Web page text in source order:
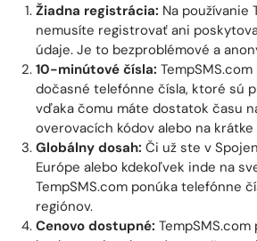
Žiadna registrácia: Na používanie
nemusíte registrovať ani
údaje. Je to bezproblémové a
10-minútové čísla:
dočasné telefónne čísla, ktoré sú
vďaka čomu máte dostatok času
overovacích kódov alebo na
Globálny dosah: Či už ste v
Európe alebo kdekoľvek inde na
TempSMS.com ponúka telefónne
regiónov.
Cenovo dostupné: TempSMS.com